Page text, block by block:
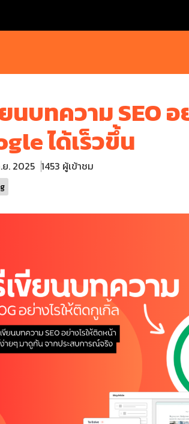
นบทความ SEO
ได้เร็วขึ้น
ย. 2025 1453 ผู้เข้าชม